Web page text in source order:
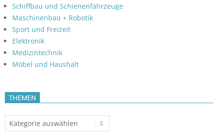
Schiffbau und Schienenfahrzeuge
Maschinenbau + Robotik
Sport und Freizeit
Elektronik
Medizintechnik
Möbel und Haushalt
THEMEN
Themen